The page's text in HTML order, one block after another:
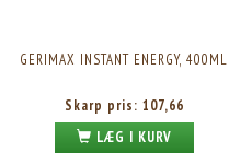
GERIMAX INSTANT ENERGY, 400ML
Skarp pris: 107,66
LÆG I KURV